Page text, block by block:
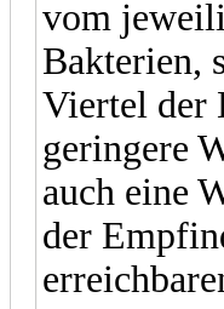
vom
Bakterien,
Viertel der
geringere
auch eine
der